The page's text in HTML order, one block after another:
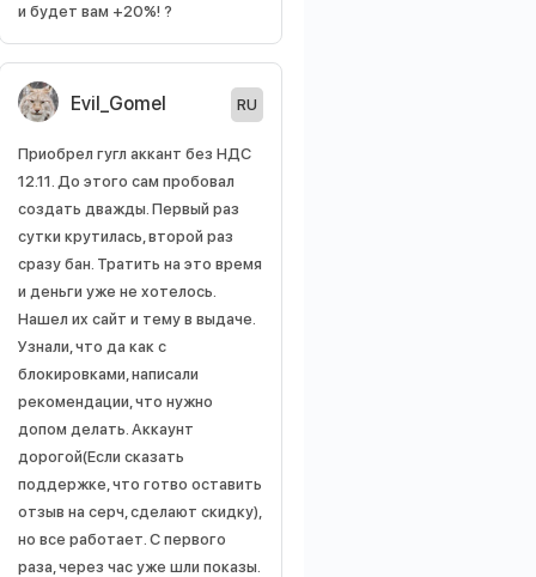
и будет вам +20%! ?
Evil_Gomel RU
Приобрел гугл аккант без НДС
12.11. До этого сам пробовал
создать дважды. Первый раз
сутки крутилась, второй раз
сразу бан. Тратить на это время
и деньги уже не хотелось.
Нашел их сайт и тему в выдаче.
Узнали, что да как с
блокировками, написали
рекомендации, что нужно
допом делать. Аккаунт
дорогой(Если сказать
поддержке, что готво оставить
отзыв на серч, сделают скидку),
но все работает. С первого
раза, через час уже шли показы.